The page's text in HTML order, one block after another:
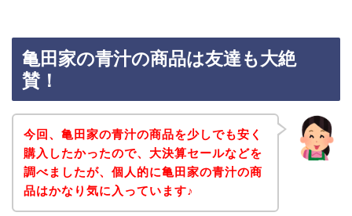
亀田家の青汁の商品は友達も大絶
賛！
今回、亀田家の青汁の商品を少しでも安く
購入したかったので、大決算セールなどを
調べましたが、個人的に亀田家の青汁の商
品はかなり気に入っています♪